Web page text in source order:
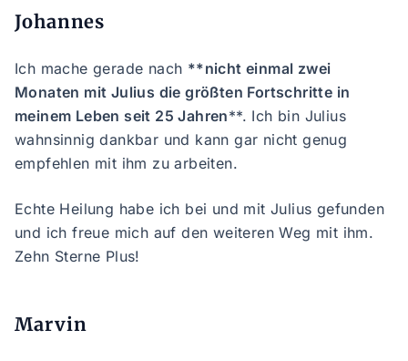
Johannes
Ich mache gerade nach **nicht einmal zwei
Monaten mit Julius die größten Fortschritte in
meinem Leben seit 25 Jahren**. Ich bin Julius
wahnsinnig dankbar und kann gar nicht genug
empfehlen mit ihm zu arbeiten.
Echte Heilung habe ich bei und mit Julius gefunden
und ich freue mich auf den weiteren Weg mit ihm.
Zehn Sterne Plus!
Marvin